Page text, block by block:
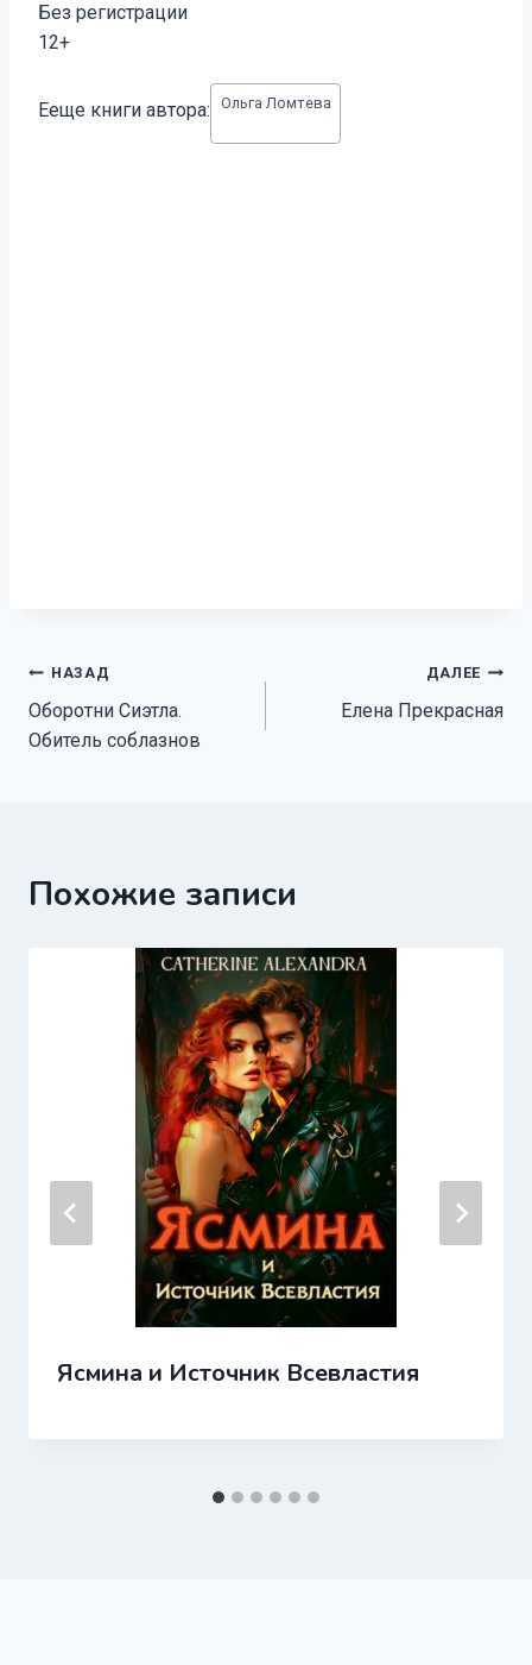
Без регистрации
12+
записи:
Ееще книги автора: Ольга Ломтева
Навигация
по
НАЗАД
Оборотни Сиэтла.
Обитель соблазнов
ДАЛЕЕ
Елена Прекрасная
Похожие записи
Ясмина и Источник Всевластия